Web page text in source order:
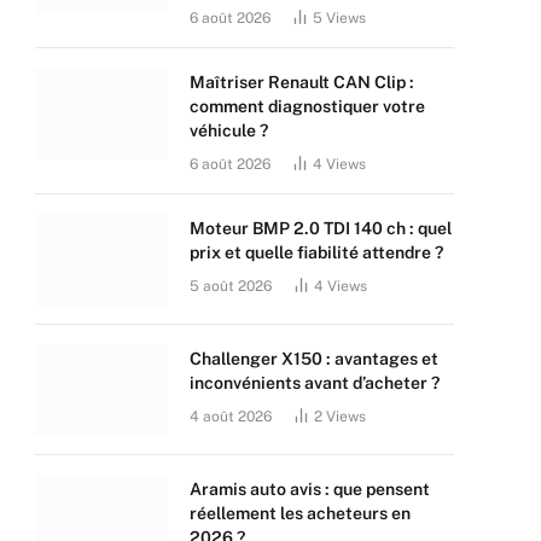
6 août 2026 5 Views
Maîtriser Renault CAN Clip :
comment diagnostiquer votre
véhicule ?
6 août 2026 4 Views
Moteur BMP 2.0 TDI 140 ch : quel
prix et quelle fiabilité attendre ?
5 août 2026 4 Views
Challenger X150 : avantages et
inconvénients avant d’acheter ?
4 août 2026 2 Views
Aramis auto avis : que pensent
réellement les acheteurs en